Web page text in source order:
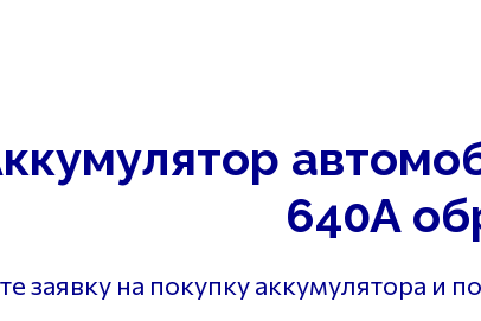
640A
заявку на покупку аккумулятора и